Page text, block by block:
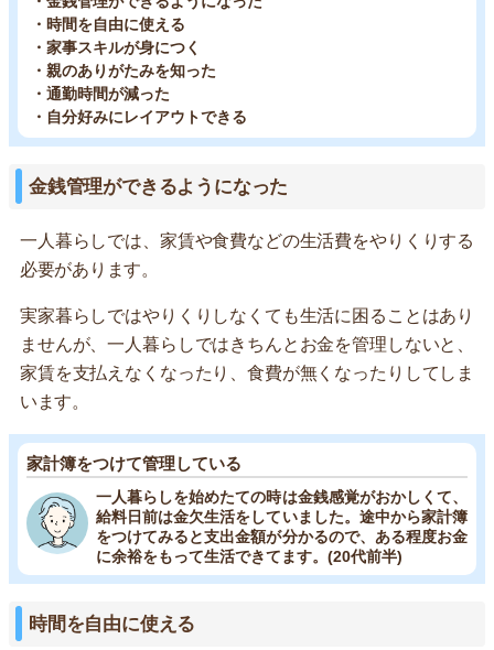
・時間を自由に使える
・家事スキルが身につく
・親のありがたみを知った
・通勤時間が減った
・自分好みにレイアウトできる
金銭管理ができるようになった
一人暮らしでは、家賃や食費などの生活費をやりくりする
必要があります。
実家暮らしではやりくりしなくても生活に困ることはあり
ませんが、一人暮らしではきちんとお金を管理しないと、
家賃を支払えなくなったり、食費が無くなったりしてしま
います。
家計簿をつけて管理している
一人暮らしを始めたての時は金銭感覚がおかしくて、
給料日前は金欠生活をしていました。途中から家計簿
をつけてみると支出金額が分かるので、ある程度お金
に余裕をもって生活できてます。(20代前半)
時間を自由に使える